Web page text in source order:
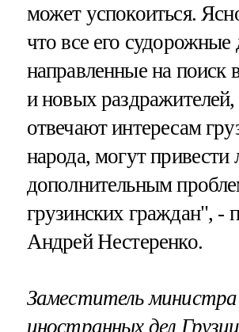
может успокоиться.
что все его судорожные
направленные на поиск
и новых раздражителей,
отвечают интересам
народа, могут привести
дополнительным
грузинских граждан", -
Андрей Нестеренко.
Заместитель министра
иностранных дел